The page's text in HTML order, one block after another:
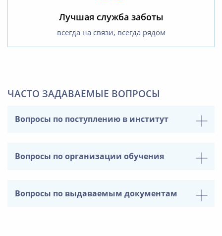
Лучшая служба заботы
всегда на связи, всегда рядом
ЧАСТО ЗАДАВАЕМЫЕ ВОПРОСЫ
Вопросы по поступлению в институт
Вопросы по организации обучения
Вопросы по выдаваемым документам